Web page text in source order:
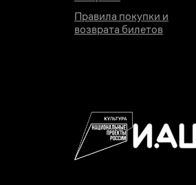
Правила покупки и
возврата билетов